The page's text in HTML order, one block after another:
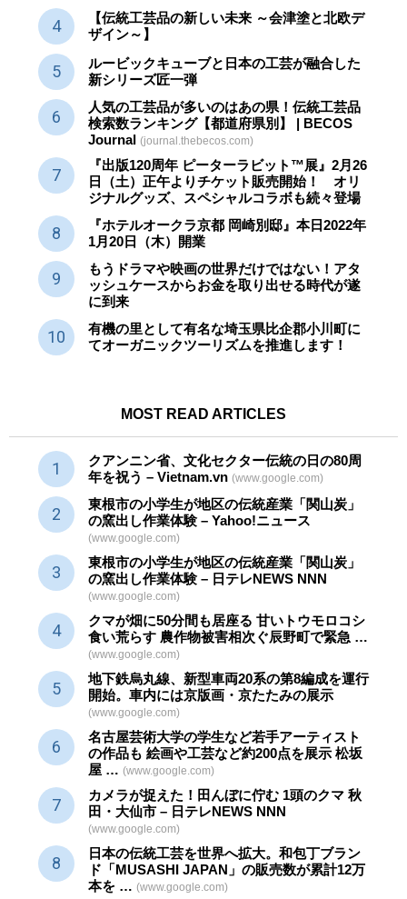
【伝統工芸品の新しい未来 ～会津塗と北欧デ
ザイン～】
ルービックキューブと日本の工芸が融合した
新シリーズ匠一弾
人気の工芸品が多いのはあの県！伝統工芸品
検索数ランキング【都道府県別】 | BECOS
Journal (journal.thebecos.com)
『出版120周年 ピーターラビット™展』2月26
日（土）正午よりチケット販売開始！ オリ
ジナルグッズ、スペシャルコラボも続々登場
『ホテルオークラ京都 岡崎別邸』本日2022年
1月20日（木）開業
もうドラマや映画の世界だけではない！アタ
ッシュケースからお金を取り出せる時代が遂
に到来
有機の里として有名な埼玉県比企郡小川町に
てオーガニックツーリズムを推進します！
MOST READ ARTICLES
クアンニン省、文化セクター伝統の日の80周
年を祝う – Vietnam.vn (www.google.com)
東根市の小学生が地区の伝統産業 「関山炭」
の窯出し作業体験 – Yahoo!ニュース
(www.google.com)
東根市の小学生が地区の伝統産業 「関山炭」
の窯出し作業体験 – 日テレNEWS NNN
(www.google.com)
クマが畑に50分間も居座る 甘いトウモロコシ
食い荒らす 農作物被害相次ぐ辰野町で緊急 …
(www.google.com)
地下鉄烏丸線、新型車両20系の第8編成を運行
開始。車内には京版画・京たたみの展示
(www.google.com)
名古屋芸術大学の学生など若手アーティスト
の作品も 絵画や工芸など約200点を展示 松坂
屋 … (www.google.com)
カメラが捉えた！田んぼに佇む 1頭のクマ 秋
田・大仙市 – 日テレNEWS NNN
(www.google.com)
日本の伝統工芸を世界へ拡大。和包丁ブラン
ド「MUSASHI JAPAN」の販売数が累計12万
本を … (www.google.com)